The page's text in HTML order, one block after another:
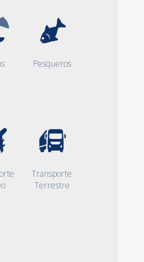
Pesqueros
Transporte
Terrestre